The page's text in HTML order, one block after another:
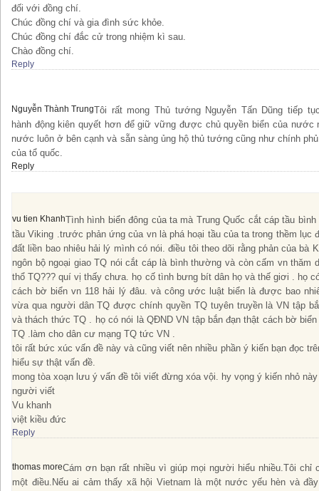
đối với đồng chí.
Chúc đồng chí và gia đình sức khỏe.
Chúc đồng chí đắc cử trong nhiệm kì sau.
Chào đồng chí.
Reply
Nguyễn Thành TrungTôi rất mong Thủ tướng Nguyễn Tấn Dũng tiếp
hành động kiên quyết hơn để giữ vững được chủ quyền biển của nước
nước luôn ở bên cạnh và sẵn sàng ủng hộ thủ tướng cũng như chính
của tổ quốc.
Reply
vu tien KhanhTình hình biển đông của ta mà Trung Quốc cắt cáp tầu bình
tầu Viking .trước phản ứng của vn là phá hoại tầu của ta trong thềm lục
đất liền bao nhiêu hải lý mình có nói. điều tôi theo dõi rằng phản của bà
ngôn bộ ngoại giao TQ nói cắt cáp là bình thường và còn cấm vn thăm
thổ TQ??? quí vị thấy chưa. họ cố tình bưng bít dân họ và thế giơi . họ
cách bờ biển vn 118 hải lý đâu. và công ước luật biển là được bao
vừa qua người dân TQ được chính quyền TQ tuyên truyền là VN tập
và thách thức TQ . họ có nói là QĐND VN tập bắn đạn thật cách bờ
TQ .làm cho dân cư mạng TQ tức VN .
tôi rất bức xúc vấn đề này và cũng viết nên nhiều phần ý kiến bạn đọc
hiểu sự thật vấn đề.
mong tòa xoạn lưu ý vấn đề tôi viết đừng xóa vội. hy vọng ý kiến nhỏ
người viết
Vu khanh
việt kiều đức
Reply
thomas moreCám ơn bạn rất nhiều vì giúp mọi người hiểu nhiều.Tôi chỉ
một điều.Nếu ai cảm thấy xã hội Vietnam là một nước yếu hèn và